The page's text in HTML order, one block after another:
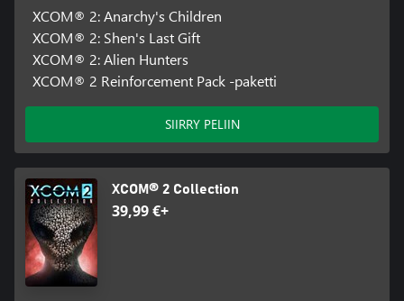
XCOM® 2: Anarchy's Children
XCOM® 2: Shen's Last Gift
XCOM® 2: Alien Hunters
XCOM® 2 Reinforcement Pack -paketti
SIIRRY PELIIN
XCOM® 2 Collection
39,99 €+